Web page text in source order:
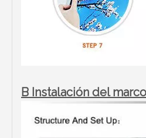
B Instalación del